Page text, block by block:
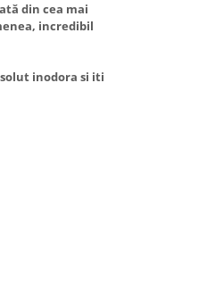
din cea mai
incredibil
inodora si iti